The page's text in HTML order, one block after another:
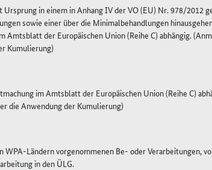
in einem in Anhang IV der VO (EU) Nr. 978/2012
sowie einer über die Minimalbehandlungen
der Europäischen Union (Reihe C) abhängig.
Kumulierung)
im Amtsblatt der Europäischen Union (Reihe C)
die Anwendung der Kumulierung)
Ländern vorgenommenen Be- oder Verarbeitungen,
in den ÜLG.